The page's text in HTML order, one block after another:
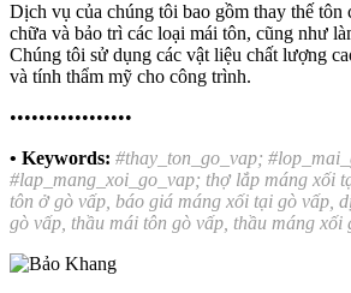
Dịch vụ của chúng tôi bao gồm thay thế tôn
chữa và bảo trì các loại mái tôn, cũng như
Chúng tôi sử dụng các vật liệu chất lượng
và tính thẩm mỹ cho công trình.
•••••••••••••••••
• Keywords: #thay_ton_go_vap;
#lap_mang_xoi_go_vap; thợ lắp máng xối
tôn ở gò vấp, báo giá máng xối tại gò vấp,
gò vấp, thầu mái tôn gò vấp, thầu máng xối